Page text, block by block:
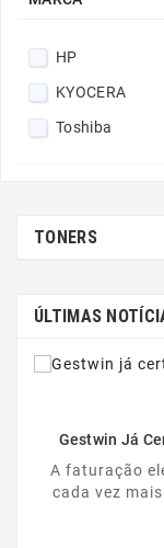
HP
KYOCERA
Toshiba
TONERS
ÚLTIMAS
Gestwin Já
A faturação
cada vez